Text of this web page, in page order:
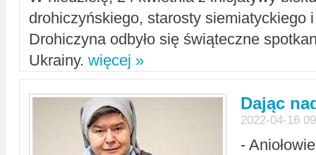
drohiczyńskiego, starosty siemiatyckiego
Drohiczyna odbyło się świąteczne
Ukrainy. więcej »
Dając
2022-04-16
-